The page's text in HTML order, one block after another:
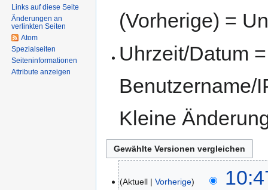
(Vorherige) =
Uhrzeit/Datum
Benutzername/
Kleine
Aktuell Vorherige
Links auf diese Seite
Änderungen an
verlinkten Seiten
Atom
Spezialseiten
Seiten­informationen
Attribute anzeigen